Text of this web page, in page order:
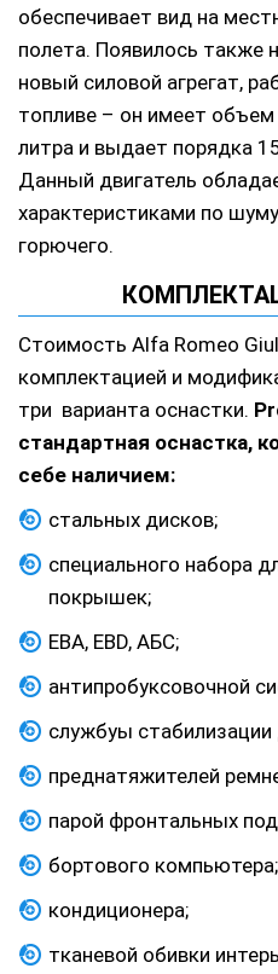
обеспечивает вид на
полета. Появилось также
новый силовой агрегат,
топливе – он имеет
литра и выдает порядка
Данный двигатель
характеристиками по
горючего.
Стоимость Alfa Romeo
комплектацией и
три варианта оснастки.
стандартная оснастка,
себе наличием:
стальных дисков;
специального набора
покрышек;
EBA, EBD, АБС;
антипробуксовочной
службуы
преднатяжителей
парой фронтальных
бортового компьютера;
кондиционера;
тканевой обивки